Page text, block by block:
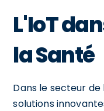
L'IoT
la Santé
Dans le secteur
solutions